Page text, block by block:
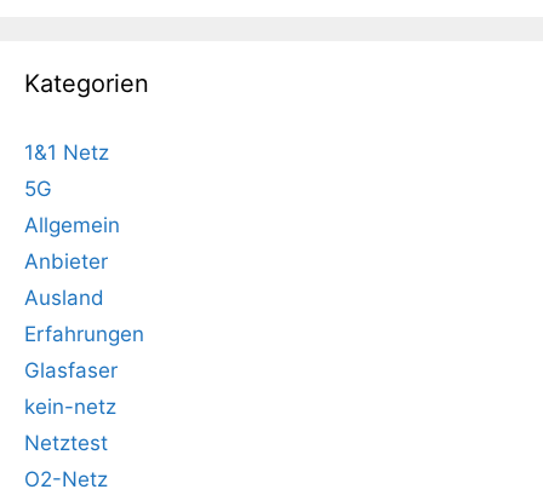
Kategorien
1&1 Netz
5G
Allgemein
Anbieter
Ausland
Erfahrungen
Glasfaser
kein-netz
Netztest
O2-Netz